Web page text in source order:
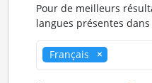
Pour de meilleurs
langues présentes
Français